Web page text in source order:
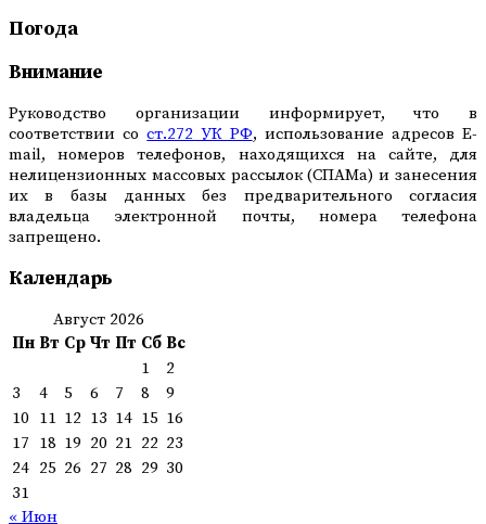
Погода
Внимание
Руководство организации информирует, что в
соответствии сост.272 УК РФ, использование адресов E-
mail, номеров телефонов, находящихся на сайте, для
нелицензионных массовых рассылок (СПАМа) и занесения
их в базы данных без предварительного согласия
владельца электронной почты, номера телефона
запрещено.
Календарь
Август 2026
Пн Вт Ср Чт Пт Сб Вс
1
2
3
4 5 6 7 8
9
10 11 12 13 14 15 16
17 18 19 20 21 22 23
24 25 26 27 28 29 30
31
« Июн